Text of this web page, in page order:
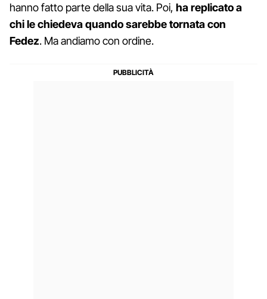
hanno fatto parte della sua vita. Poi, ha replicato a
chi le chiedeva quando sarebbe tornata con
Fedez. Ma andiamo con ordine.